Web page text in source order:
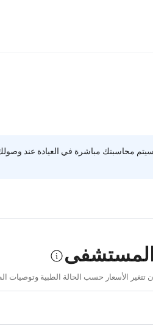
محاسبتك مباشرة في العيادة عند
المستشفى